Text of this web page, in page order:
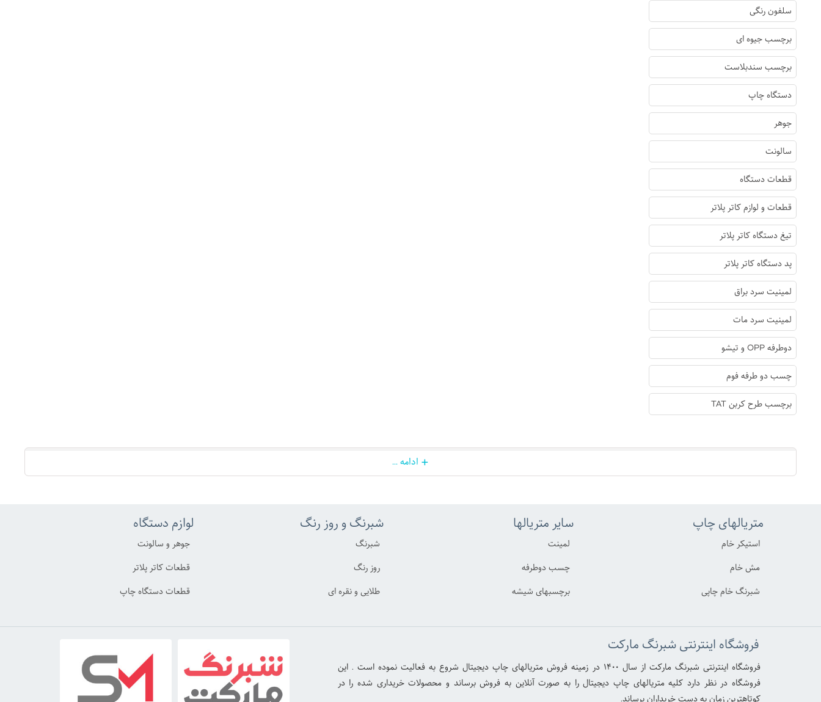
سلفون رنگی
برچسب جیوه ای
برچسب سندبلاست
دستگاه چاپ
جوهر
سالونت
قطعات دستگاه
قطعات و لوازم کاتر پلاتر
تیغ دستگاه کاتر پلاتر
پد دستگاه کاتر پلاتر
لمینیت سرد براق
لمینیت سرد مات
دوطرفه OPP و تیشو
چسب دو طرفه فوم
برچسب طرح کربن TAT
+ ادامه ...
متریالهای چاپ
استیکر خام
مش خام
شبرنگ خام چاپی
سایر متریالها
لمینت
چسب دوطرفه
برچسبهای شیشه
شبرنگ و روز رنگ
شبرنگ
روز رنگ
طلایی و نقره ای
لوازم دستگاه
جوهر و سالونت
قطعات کاتر پلاتر
قطعات دستگاه چاپ
فروشگاه اینترنتی شبرنگ مارکت
فروشگاه اینترنتی شبرنگ مارکت از سال ۱۴۰۰ در زمینه فروش متریالهای چاپ دیجیتال شروع به فعالیت نموده است . این
فروشگاه در نظر دارد کلیه متریالهای چاپ دیجیتال را به صورت آنلاین به فروش برساند و محصولات خریداری شده را در
کوتاهترین زمان به دست خریداران برساند.